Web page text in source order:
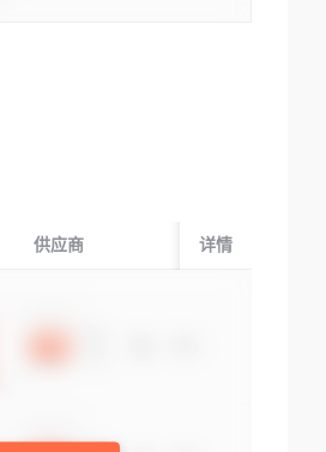
供应商 起运国/地区
详情